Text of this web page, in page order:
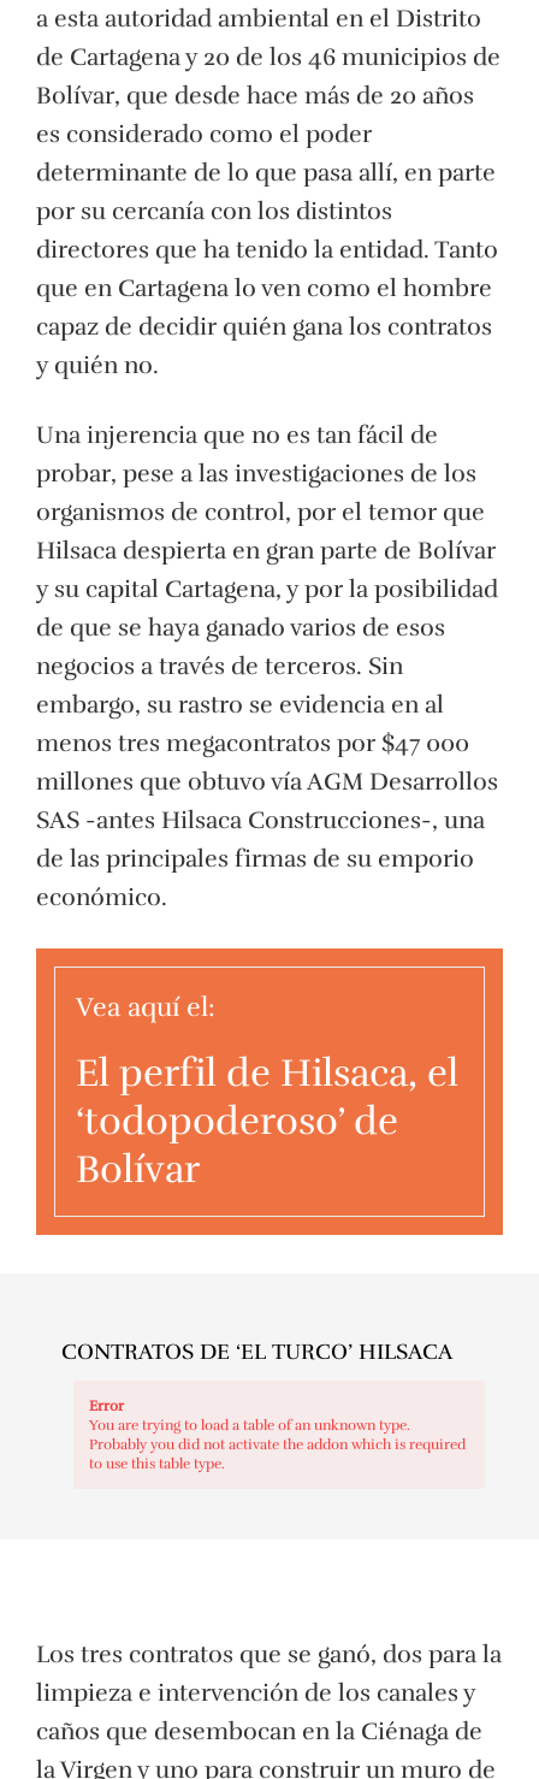
a esta autoridad ambiental en el Distrito
de Cartagena y 20 de los 46 municipios de
Bolívar, que desde hace más de 20 años
es considerado como el poder
determinante de lo que pasa allí, en parte
por su cercanía con los distintos
directores que ha tenido la entidad. Tanto
que en Cartagena lo ven como el hombre
capaz de decidir quién gana los contratos
y quién no.
Una injerencia que no es tan fácil de
probar, pese a las investigaciones de los
organismos de control, por el temor que
Hilsaca despierta en gran parte de Bolívar
y su capital Cartagena, y por la posibilidad
de que se haya ganado varios de esos
negocios a través de terceros. Sin
embargo, su rastro se evidencia en al
menos tres megacontratos por $47 000
millones que obtuvo vía AGM Desarrollos
SAS -antes Hilsaca Construcciones-, una
de las principales firmas de su emporio
económico.
Vea aquí el:
El perfil de Hilsaca, el
‘todopoderoso’ de
Bolívar
CONTRATOS DE ‘EL TURCO’ HILSACA
Error
You are trying to load a table of an unknown type.
Probably you did not activate the addon which is required
to use this table type.
Los tres contratos que se ganó, dos para la
limpieza e intervención de los canales y
caños que desembocan en la Ciénaga de
la Virgen y uno para construir un muro de